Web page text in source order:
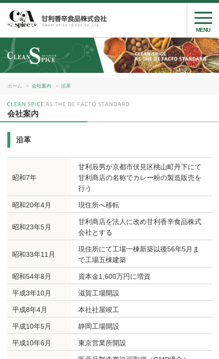
MENU
ホーム 会社案内 沿革
会社案内
沿革
昭和7年
甘利辰男が京都市伏見区桃山町丹下にて
甘利商店の名称でカレー粉の製造販売を
行う
昭和20年4月 現住所へ移転
昭和23年5月
甘利商店を法人に改め甘利香辛食品株式
会社とする
昭和33年11月
現住所にて工場一棟新築以後56年5月ま
で工場五棟建築
昭和54年8月 資本金1,600万円に増資
平成3年10月 滋賀工場開設
平成8年4月 本社社屋竣工
平成10年5月 静岡工場開設
平成10年6月 東京営業所開設